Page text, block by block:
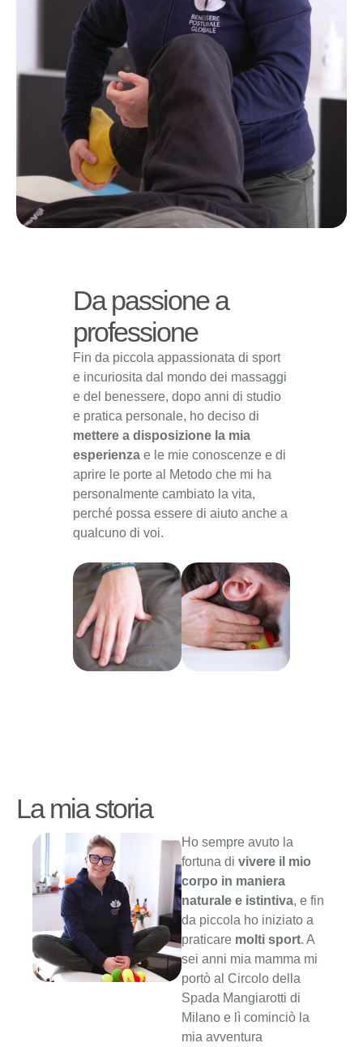
Da passione a
professione
Fin da piccola appassionata di sport
e incuriosita dal mondo dei massaggi
e del benessere, dopo anni di studio
e pratica personale, ho deciso di
mettere a disposizione la mia
esperienza e le mie conoscenze e di
aprire le porte al Metodo che mi ha
personalmente cambiato la vita,
perché possa essere di aiuto anche a
qualcuno di voi.
La mia storia
Ho sempre avuto la
fortuna di vivere il mio
corpo in maniera
naturale e istintiva, e fin
da piccola ho iniziato a
praticare molti sport. A
sei anni mia mamma mi
portò al Circolo della
Spada Mangiarotti di
Milano e lì cominciò la
mia avventura